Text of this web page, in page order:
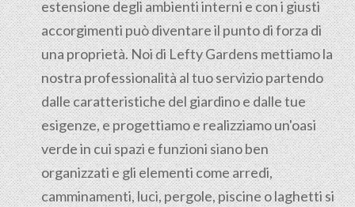
estensione degli ambienti interni e con i giusti
accorgimenti può diventare il punto di forza di
una proprietà. Noi di Lefty Gardens mettiamo la
nostra professionalità al tuo servizio partendo
dalle caratteristiche del giardino e dalle tue
esigenze, e progettiamo e realizziamo un'oasi
verde in cui spazi e funzioni siano ben
organizzati e gli elementi come arredi,
camminamenti, luci, pergole, piscine o laghetti si